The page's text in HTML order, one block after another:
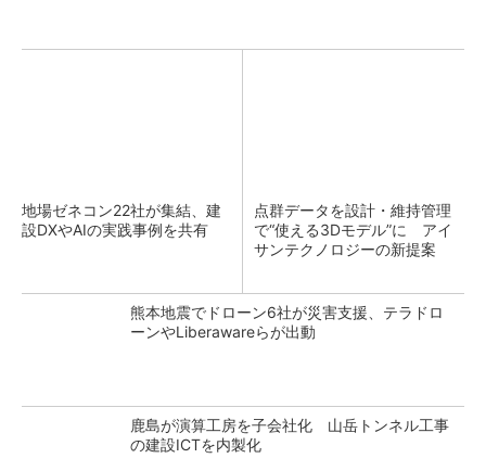
地場ゼネコン22社が集結、建
設DXやAIの実践事例を共有
点群データを設計・維持管理
で“使える3Dモデル”に アイ
サンテクノロジーの新提案
熊本地震でドローン6社が災害支援、テラドロ
ーンやLiberawareらが出動
鹿島が演算工房を子会社化 山岳トンネル工事
の建設ICTを内製化